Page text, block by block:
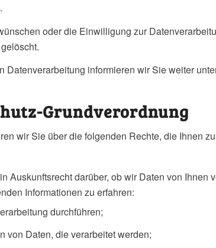
oder die Einwilligung zur
Datenverarbeitung informieren wir Sie weiter
Grundverordnung
wir Sie über die folgenden Rechte, die Ihnen
Auskunftsrecht darüber, ob wir Daten von
Informationen zu erfahren:
durchführen;
von Daten, die verarbeitet werden;